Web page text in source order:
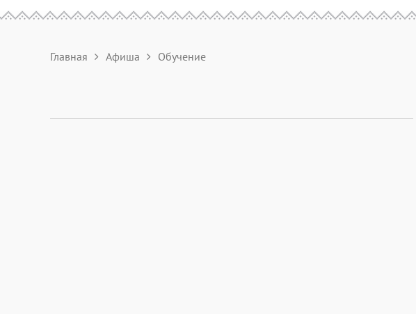
Главная Афиша Обучение